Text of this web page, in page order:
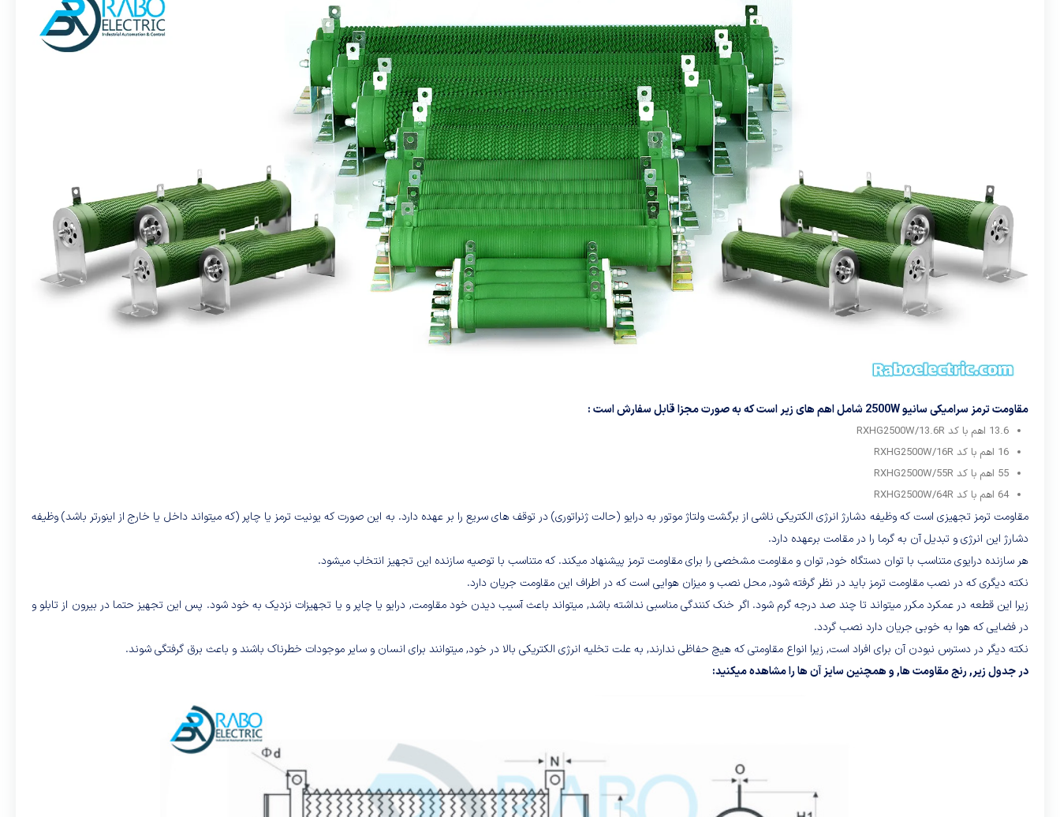
مقاومت ترمز سرامیکی سانیو 2500W شامل اهم های زیر است که به صورت مجزا قابل سفارش است :
13.6 اهم با کد RXHG2500W/13.6R
16 اهم با کد RXHG2500W/16R
55 اهم با کد RXHG2500W/55R
64 اهم با کد RXHG2500W/64R
مقاومت ترمز تجهیزی است که وظیفه دشارژ انرژی الکتریکی ناشی از برگشت ولتاژ موتور به درایو (حالت ژنراتوری) در توقف های سریع را بر عهده دارد. به این صورت که یونیت ترمز یا چاپر (که میتواند داخل یا خارج از اینورتر باشد) وظیفه
دشارژ این انرژی و تبدیل آن به گرما را در مقامت برعهده دارد.
هر سازنده درایوی متناسب با توان دستگاه خود, توان و مقاومت مشخصی را برای مقاومت ترمز پیشنهاد میکند. که متناسب با توصیه سازنده این تجهیز انتخاب میشود.
نکته دیگری که در نصب مقاومت ترمز باید در نظر گرفته شود, محل نصب و میزان هوایی است که در اطراف این مقاومت جریان دارد.
زیرا این قطعه در عمکرد مکرر میتواند تا چند صد درجه گرم شود. اگر خنک کنندگی مناسبی نداشته باشد, میتواند باعث آسیب دیدن خود مقاومت, درایو یا چاپر و یا تجهیزات نزدیک به خود شود. پس این تجهیز حتما در بیرون از تابلو و
در فضایی که هوا به خوبی جریان دارد نصب گردد.
نکته دیگر در دسترس نبودن آن برای افراد است, زیرا انواع مقاومتی که هیچ حفاظی ندارند, به علت تخلیه انرژی الکتریکی بالا در خود, میتوانند برای انسان و سایر موجودات خطرناک باشند و باعث برق گرفتگی شوند.
در جدول زیر, رنج مقاومت ها, و همچنین سایز آن ها را مشاهده میکنید: